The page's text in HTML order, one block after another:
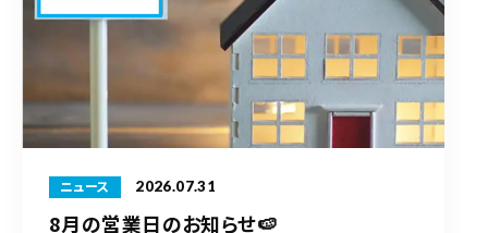
ニュース 2026.07.31
8月の営業日のお知らせ🍉